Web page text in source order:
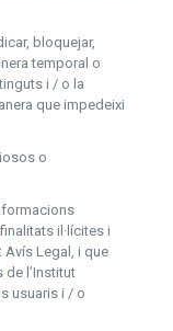
bloquejar,
temporal o
i / o la
que impedeixi
o
il·lícites i
Legal, i que
l’Institut
usuaris i / o